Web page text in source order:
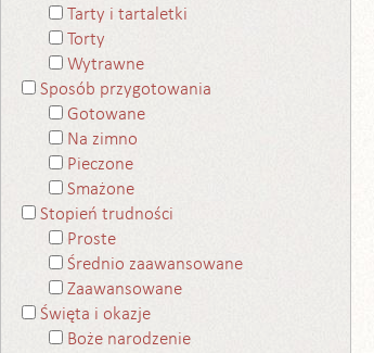
Tarty i tartaletki
Torty
Wytrawne
Sposób przygotowania
Gotowane
Na zimno
Pieczone
Smażone
Stopień trudności
Proste
Średnio zaawansowane
Zaawansowane
Święta i okazje
Boże narodzenie